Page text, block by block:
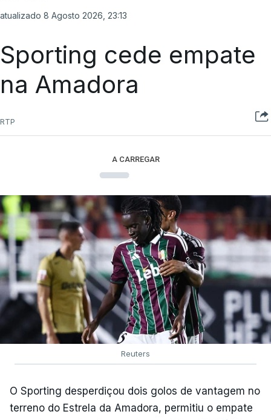
atualizado 8 Agosto 2026, 23:13
Sporting cede empate
na Amadora
RTP
A CARREGAR
Reuters
O Sporting desperdiçou dois golos de vantagem no
terreno do Estrela da Amadora, permitiu o empate